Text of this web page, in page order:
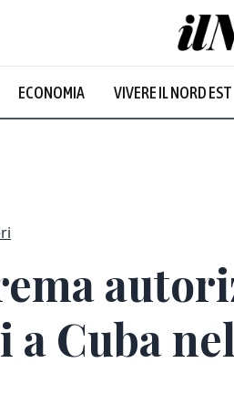
ECONOMIA VIVERE IL NORD EST
Cuba